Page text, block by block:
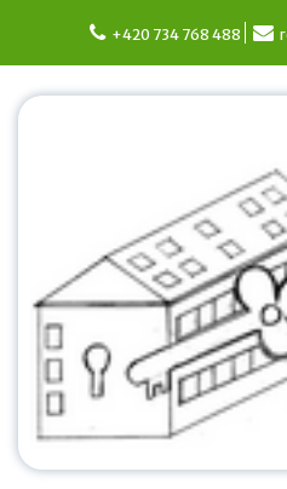
content
+420 734 768 488